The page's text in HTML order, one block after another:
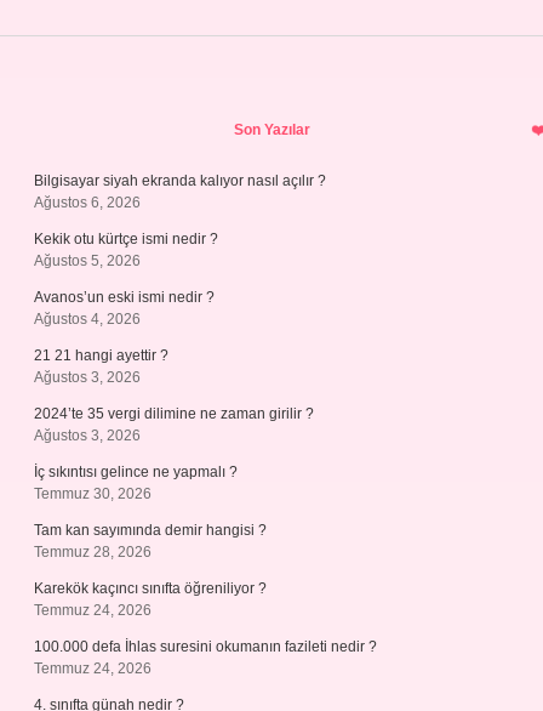
Son Yazılar
Bilgisayar siyah ekranda kalıyor nasıl açılır ?
Ağustos 6, 2026
Kekik otu kürtçe ismi nedir ?
Ağustos 5, 2026
Avanos’un eski ismi nedir ?
Ağustos 4, 2026
21 21 hangi ayettir ?
Ağustos 3, 2026
2024’te 35 vergi dilimine ne zaman girilir ?
Ağustos 3, 2026
İç sıkıntısı gelince ne yapmalı ?
Temmuz 30, 2026
Tam kan sayımında demir hangisi ?
Temmuz 28, 2026
Karekök kaçıncı sınıfta öğreniliyor ?
Temmuz 24, 2026
100.000 defa İhlas suresini okumanın fazileti nedir ?
Temmuz 24, 2026
4. sınıfta günah nedir ?